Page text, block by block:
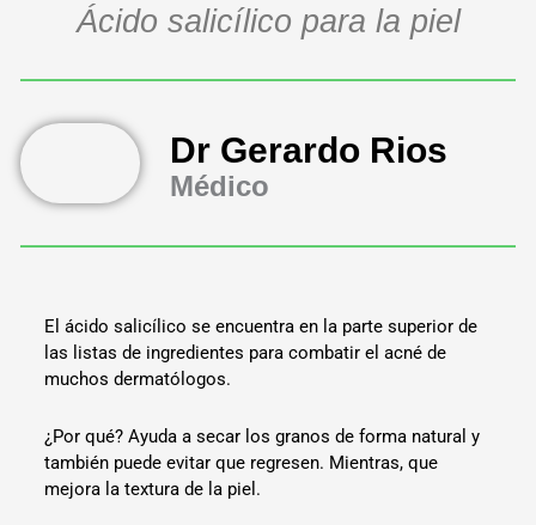
Ácido salicílico para la piel
Dr Gerardo Rios
Médico
El ácido salicílico se encuentra en la parte superior de
las listas de ingredientes para combatir el acné de
muchos dermatólogos.
¿Por qué? Ayuda a secar los granos de forma natural y
también puede evitar que regresen. Mientras, que
mejora la textura de la piel.